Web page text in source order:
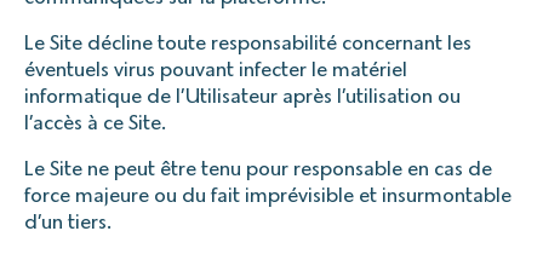
Le Site décline toute responsabilité concernant les
éventuels virus pouvant infecter le matériel
informatique de l’Utilisateur après l’utilisation ou
l’accès à ce Site.
Le Site ne peut être tenu pour responsable en cas de
force majeure ou du fait imprévisible et insurmontable
d’un tiers.